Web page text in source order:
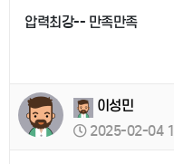
압력최강-- 만족만족
이성민
2025-02-04